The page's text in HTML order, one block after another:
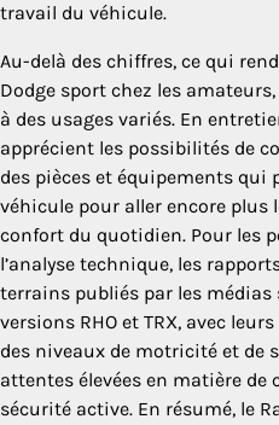
travail du véhicule.
Au-delà des chiffres, ce qui
Dodge sport chez les
à des usages variés. En
apprécient les possibilités de
des pièces et équipements qui
véhicule pour aller encore
confort du quotidien. Pour les
l’analyse technique, les
terrains publiés par les
versions RHO et TRX, avec
des niveaux de motricité et de
attentes élevées en matière
sécurité active. En résumé, le